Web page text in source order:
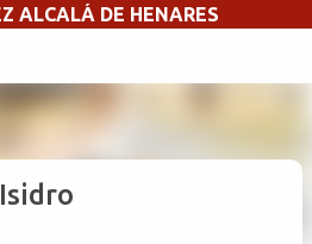
principal
ALCALÁ DE HENARES